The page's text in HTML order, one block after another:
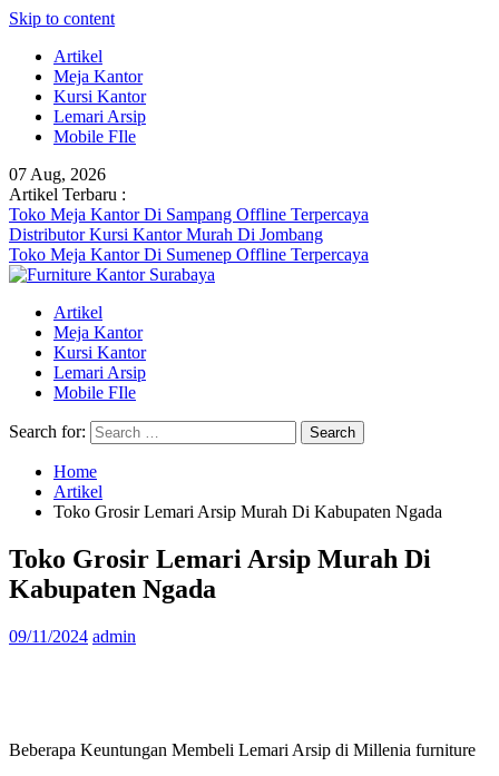
Skip to content
Artikel
Meja Kantor
Kursi Kantor
Lemari Arsip
Mobile FIle
07 Aug, 2026
Artikel Terbaru :
Toko Meja Kantor Di Sampang Offline Terpercaya
Distributor Kursi Kantor Murah Di Jombang
Toko Meja Kantor Di Sumenep Offline Terpercaya
Artikel
Meja Kantor
Kursi Kantor
Lemari Arsip
Mobile FIle
Search for:
Home
Artikel
Toko Grosir Lemari Arsip Murah Di Kabupaten Ngada
Toko Grosir Lemari Arsip Murah Di
Kabupaten Ngada
09/11/2024 admin
Beberapa Keuntungan Membeli Lemari Arsip di Millenia furniture